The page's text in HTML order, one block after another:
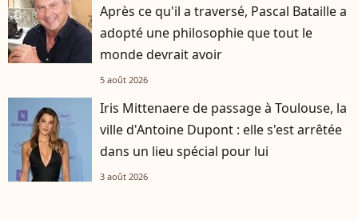
Après ce qu'il a traversé, Pascal Bataille a
adopté une philosophie que tout le
monde devrait avoir
5 août 2026
Iris Mittenaere de passage à Toulouse, la
ville d'Antoine Dupont : elle s'est arrêtée
dans un lieu spécial pour lui
3 août 2026